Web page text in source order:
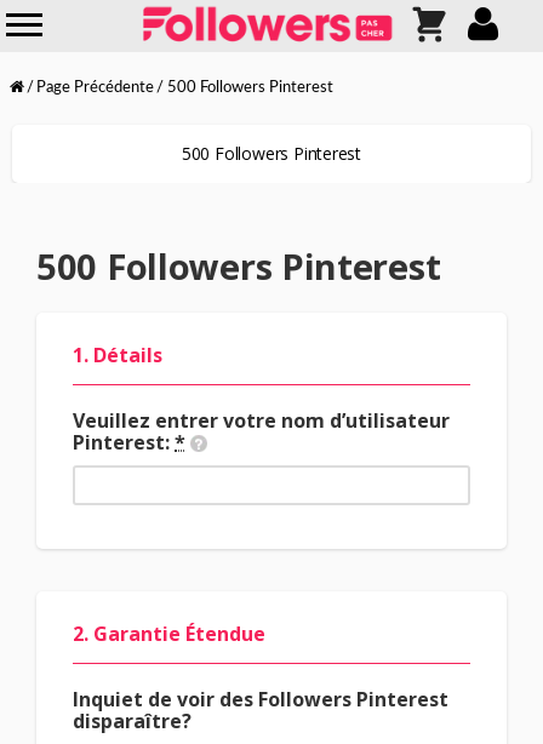
Page Précédente 500 Followers Pinterest
500 Followers Pinterest
500 Followers Pinterest
1. Détails
Veuillez entrer votre nom d’utilisateur
Pinterest:*
2. Garantie Étendue
Inquiet de voir des Followers Pinterest
disparaître?